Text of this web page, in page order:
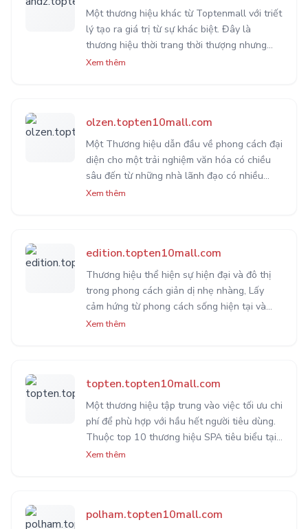
Một thương hiệu khác từ Toptenmall với triết
lý tạo ra giá trị từ sự khác biệt. Đây là
thương hiệu thời trang thời thượng nhưng
vẫn trung thành với thiết kế tối giản nhưng
Xem thêm
olzen.topten10mall.com
Một Thương hiệu dẫn đầu về phong cách đại
diện cho một trải nghiệm văn hóa có chiều
sâu đến từ những nhà lãnh đạo có nhiều
kinh nghiệm thiết kế. Mang lại những mẫu
Xem thêm
edition.topten10mall.com
Thương hiệu thể hiện sự hiện đại và đô thị
trong phong cách giản dị nhẹ nhàng, Lấy
cảm hứng từ phong cách sống hiện tại và
theo đuổi những giá trị trường tồn. Mang lại
Xem thêm
topten.topten10mall.com
Một thương hiệu tập trung vào việc tối ưu chi
phí để phù hợp với hầu hết người tiêu dùng.
Thuộc top 10 thương hiệu SPA tiêu biểu tại
Hàn Quốc. Topten10 đưa ra 10 vật dụng cơ
Xem thêm
polham.topten10mall.com